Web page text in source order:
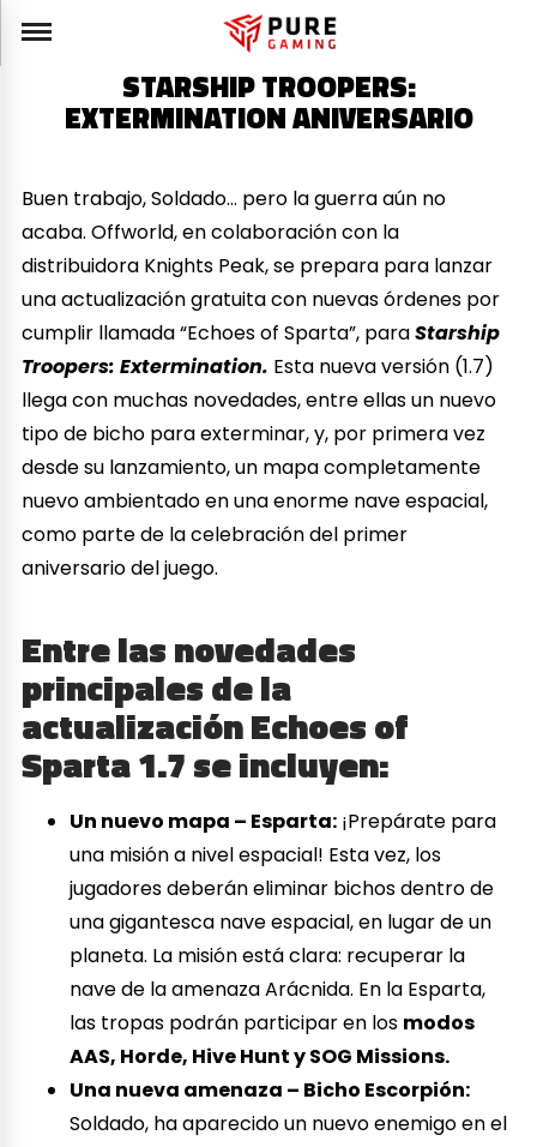
STARSHIP TROOPERS:
EXTERMINATION ANIVERSARIO
Buen trabajo, Soldado… pero la guerra aún no
acaba. Offworld, en colaboración con la
distribuidora Knights Peak, se prepara para lanzar
una actualización gratuita con nuevas órdenes por
cumplir llamada “Echoes of Sparta”, paraStarship
Troopers: Extermination. Esta nueva versión (1.7)
llega con muchas novedades, entre ellas un nuevo
tipo de bicho para exterminar, y, por primera vez
desde su lanzamiento, un mapa completamente
nuevo ambientado en una enorme nave espacial,
como parte de la celebración del primer
aniversario del juego.
Entre las novedades
principales de la
actualización Echoes of
Sparta 1.7 se incluyen:
Un nuevo mapa – Esparta: ¡Prepárate para
una misión a nivel espacial! Esta vez, los
jugadores deberán eliminar bichos dentro de
una gigantesca nave espacial, en lugar de un
planeta. La misión está clara: recuperar la
nave de la amenaza Arácnida. En la Esparta,
las tropas podrán participar en los modos
AAS, Horde, Hive Hunt y SOG Missions.
Una nueva amenaza – Bicho Escorpión:
Soldado, ha aparecido un nuevo enemigo en el